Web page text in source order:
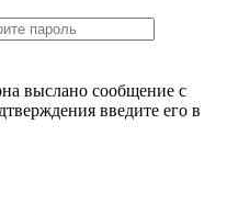
выслано сообщение с
введите его в